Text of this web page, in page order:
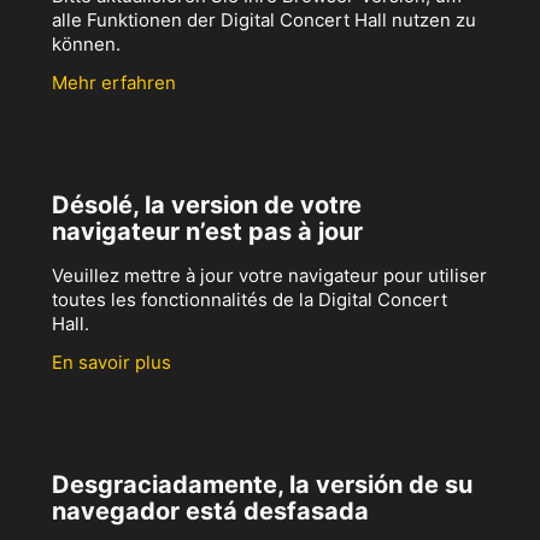
alle Funktionen der Digital Concert Hall nutzen zu
können.
Mehr erfahren
Désolé, la version de votre
navigateur n’est pas à jour
Veuillez mettre à jour votre navigateur pour utiliser
toutes les fonctionnalités de la Digital Concert
Hall.
En savoir plus
Desgraciadamente, la versión de su
navegador está desfasada